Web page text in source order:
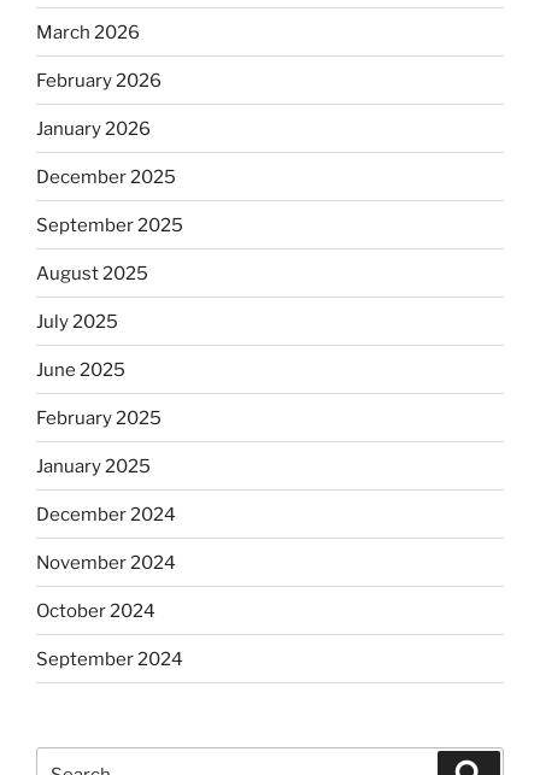
March 2026
February 2026
January 2026
December 2025
September 2025
August 2025
July 2025
June 2025
February 2025
January 2025
December 2024
November 2024
October 2024
September 2024